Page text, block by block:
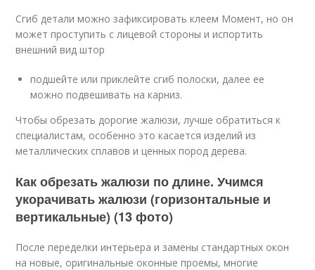
Сгиб детали можно зафиксировать клеем Момент, но он
может проступить с лицевой стороны и испортить
внешний вид штор
подшейте или приклейте сгиб полоски, далее ее
можно подвешивать на карниз.
Чтобы обрезать дорогие жалюзи, лучше обратиться к
специалистам, особенно это касается изделий из
металлических сплавов и ценных пород дерева.
Как обрезать жалюзи по длине. Учимся
укорачивать жалюзи (горизонтальные и
вертикальные) (13 фото)
После переделки интерьера и замены стандартных окон
на новые, оригинальные оконные проемы, многие